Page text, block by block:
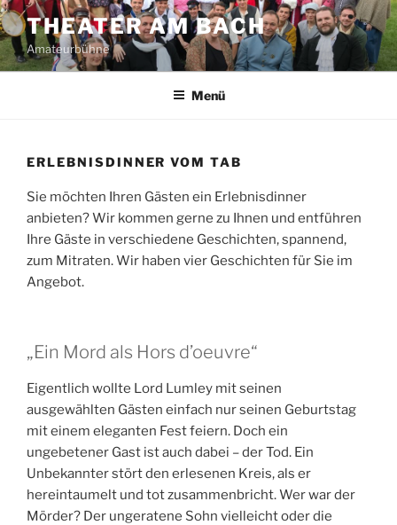
Zum
Inhalt
springen
THEATER AM BACH
Amateurbühne
Menü
ERLEBNISDINNER VOM TAB
Sie möchten Ihren Gästen ein Erlebnisdinner
anbieten? Wir kommen gerne zu Ihnen und entführen
Ihre Gäste in verschiedene Geschichten, spannend,
zum Mitraten. Wir haben vier Geschichten für Sie im
Angebot.
„Ein Mord als Hors d’oeuvre“
Eigentlich wollte Lord Lumley mit seinen
ausgewählten Gästen einfach nur seinen Geburtstag
mit einem eleganten Fest feiern. Doch ein
ungebetener Gast ist auch dabei – der Tod. Ein
Unbekannter stört den erlesenen Kreis, als er
hereintaumelt und tot zusammenbricht. Wer war der
Mörder? Der ungeratene Sohn vielleicht oder die